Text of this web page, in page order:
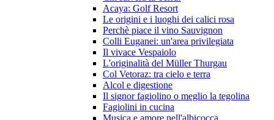
Acaya: Golf Resort
Le origini e i luoghi dei calici rosa
Perchè piace il vino Sauvignon
Colli Euganei: un'area privilegiata
Il vivace Vespaiolo
L'originalità del Müller Thurgau
Col Vetoraz: tra cielo e terra
Alcol e digestione
Il signor fagiolino o meglio la tegolina
Fagiolini in cucina
Musica e amore nell'albicocca